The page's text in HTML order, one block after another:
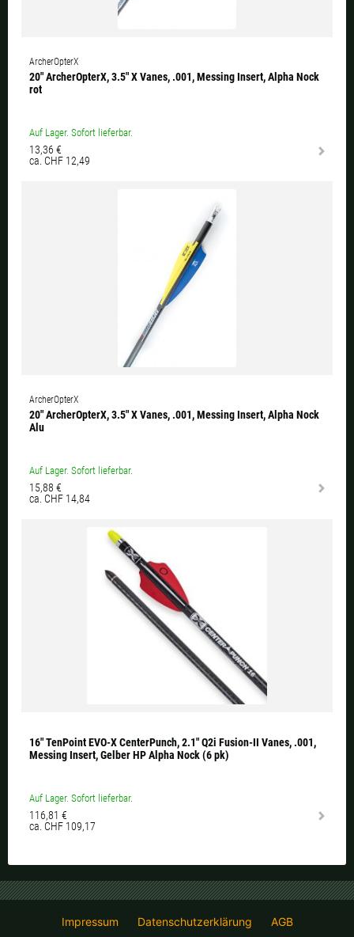
ArcherOpterX
20" ArcherOpterX, 3.5" X Vanes, .001, Messing Insert, Alpha Nock
rot
Auf Lager. Sofort lieferbar.
13,36 €
ca. CHF 12,49
ArcherOpterX
20" ArcherOpterX, 3.5" X Vanes, .001, Messing Insert, Alpha Nock
Alu
Auf Lager. Sofort lieferbar.
15,88 €
ca. CHF 14,84
16" TenPoint EVO-X CenterPunch, 2.1" Q2i Fusion-II Vanes, .001,
Messing Insert, Gelber HP Alpha Nock (6 pk)
Auf Lager. Sofort lieferbar.
116,81 €
ca. CHF 109,17
Impressum Datenschutzerklärung AGB